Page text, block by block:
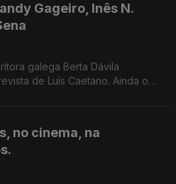
Gageiro, Inês N.
galega Berta Dávila
de Luís Caetano. Ainda o
no cinema, na